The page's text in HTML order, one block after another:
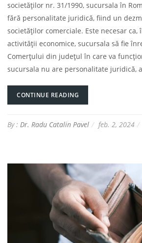
societăţilor nr. 31/1990, sucursala în
fără personalitate juridică, fiind un
societăților comerciale. Este necesar ca,
activității economice, sucursala să fie
Comerțului din județul în care va
sucursala nu are personalitate juridică,
CONTINUE READING
By : Dr. Radu Catalin Pavel feb. 2, 2024